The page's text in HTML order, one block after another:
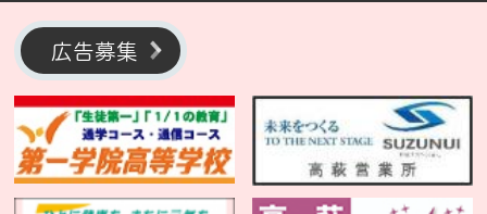
広告募集